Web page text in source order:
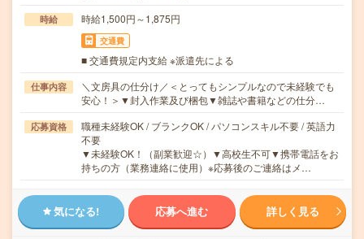
時給 時給1,500円～1,875円
交通費
■ 交通費規定内支給 ※派遣先による
仕事内容
＼文房具の仕分け／＜とってもシンプルなので未経験でも
安心！＞▼封入作業及び梱包▼雑誌や書籍などの仕分…
応募資格
職種未経験OK / ブランクOK / パソコンスキル不要 / 英語力
不要
▼未経験OK！（副業歓迎☆）▼高校生不可▼携帯電話をお
持ちの方（業務連絡に使用）※応募後のご連絡はメ…
気になる! 応募へ進む 詳しく見る